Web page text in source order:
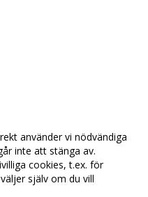
använder vi nödvändiga
inte att stänga av.
cookies, t.ex. för
själv om du vill